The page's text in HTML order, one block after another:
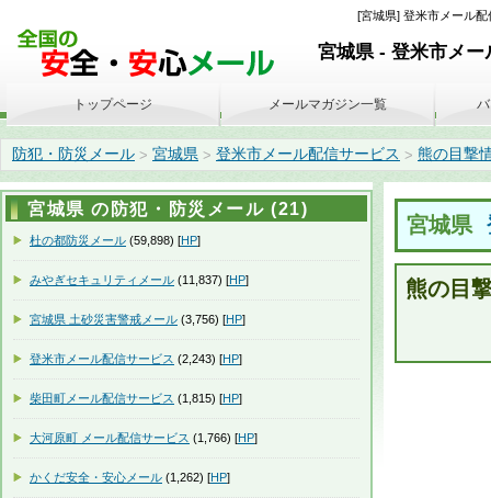
[宮城県] 登米市メール
宮城県 - 登米市メー
防犯・防災メール > 宮城県 > 登米市メール配信サービス > 熊の目撃
宮城県
熊の目
トップページ メールマガジン一覧
宮城県 の防犯・防災メール (21)
杜の都防災メール (59,898) [HP]
みやぎセキュリティメール (11,837) [HP]
宮城県 土砂災害警戒メール (3,756) [HP]
登米市メール配信サービス (2,243) [HP]
柴田町メール配信サービス (1,815) [HP]
大河原町 メール配信サービス (1,766) [HP]
かくだ安全・安心メール (1,262) [HP]